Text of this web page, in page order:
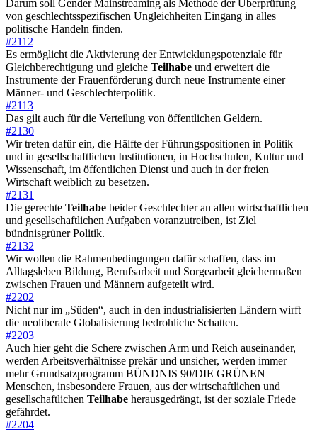
Darum soll Gender Mainstreaming als Methode der Überprüfung
von geschlechtsspezifischen Ungleichheiten Eingang in alles
politische Handeln finden.
#2112
Es ermöglicht die Aktivierung der Entwicklungspotenziale für
Gleichberechtigung und gleiche Teilhabe und erweitert die
Instrumente der Frauenförderung durch neue Instrumente einer
Männer- und Geschlechterpolitik.
#2113
Das gilt auch für die Verteilung von öffentlichen Geldern.
#2130
Wir treten dafür ein, die Hälfte der Führungspositionen in Politik
und in gesellschaftlichen Institutionen, in Hochschulen, Kultur und
Wissenschaft, im öffentlichen Dienst und auch in der freien
Wirtschaft weiblich zu besetzen.
#2131
Die gerechte Teilhabe beider Geschlechter an allen wirtschaftlichen
und gesellschaftlichen Aufgaben voranzutreiben, ist Ziel
bündnisgrüner Politik.
#2132
Wir wollen die Rahmenbedingungen dafür schaffen, dass im
Alltagsleben Bildung, Berufsarbeit und Sorgearbeit gleichermaßen
zwischen Frauen und Männern aufgeteilt wird.
#2202
Nicht nur im „Süden“, auch in den industrialisierten Ländern wirft
die neoliberale Globalisierung bedrohliche Schatten.
#2203
Auch hier geht die Schere zwischen Arm und Reich auseinander,
werden Arbeitsverhältnisse prekär und unsicher, werden immer
mehr Grundsatzprogramm BÜNDNIS 90/DIE GRÜNEN
Menschen, insbesondere Frauen, aus der wirtschaftlichen und
gesellschaftlichen Teilhabe herausgedrängt, ist der soziale Friede
gefährdet.
#2204